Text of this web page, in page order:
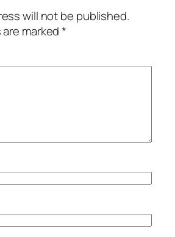
will not be published.
are marked*